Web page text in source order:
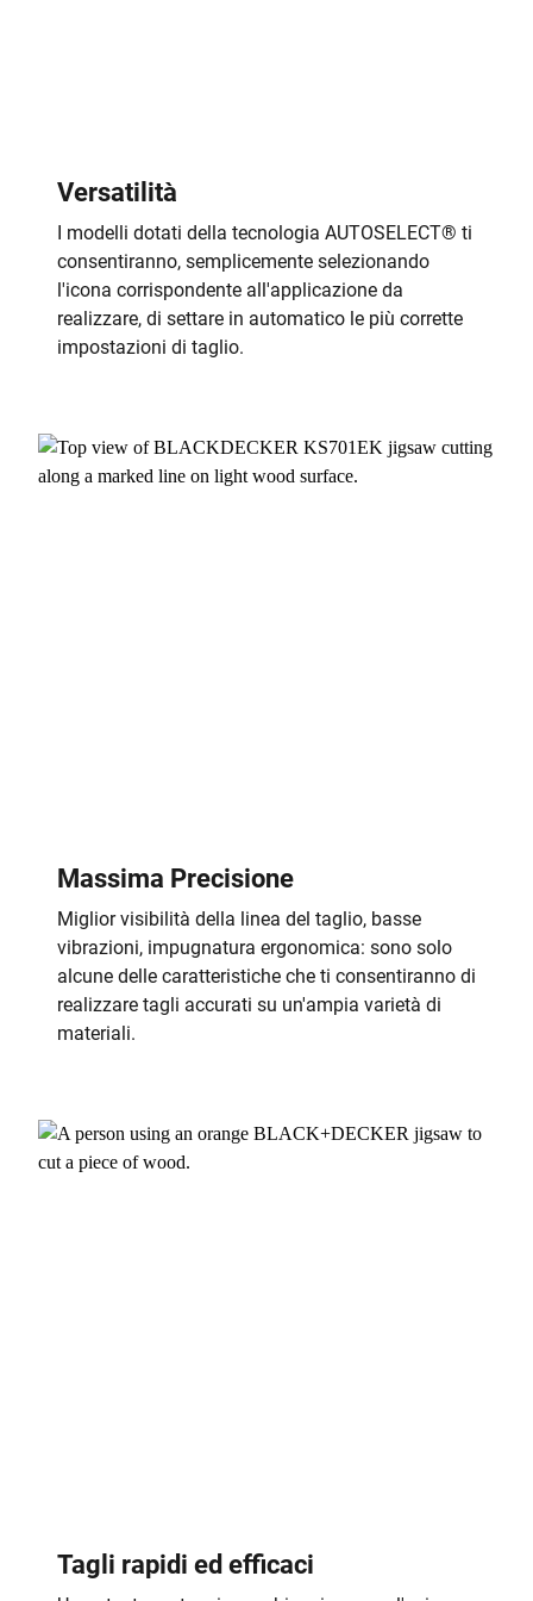
Versatilità
I modelli dotati della tecnologia AUTOSELECT® ti
consentiranno, semplicemente selezionando
l'icona corrispondente all'applicazione da
realizzare, di settare in automatico le più corrette
impostazioni di taglio.
Massima Precisione
Miglior visibilità della linea del taglio, basse
vibrazioni, impugnatura ergonomica: sono solo
alcune delle caratteristiche che ti consentiranno di
realizzare tagli accurati su un'ampia varietà di
materiali.
Tagli rapidi ed efficaci